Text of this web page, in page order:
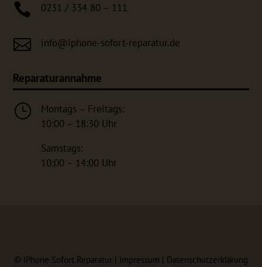
 0231 / 334 80 – 111
 info@iphone-sofort-reparatur.de
Reparaturannahme
}
Montags – Freitags:
10:00 – 18:30 Uhr
Samstags:
10:00 – 14:00 Uhr
© iPhone Sofort Reparatur | Impressum | Datenschutzerklärung